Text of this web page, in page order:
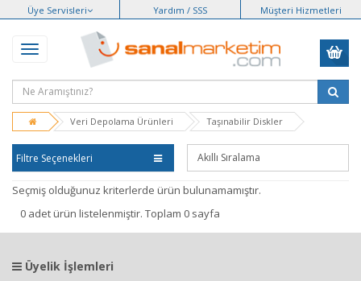
Üye Servisleri Yardım / SSS Müşteri Hizmetleri
Veri Depolama Ürünleri Taşınabilir Diskler
Filtre Seçenekleri
Seçmiş olduğunuz kriterlerde ürün bulunamamıştır.
0 adet ürün listelenmiştir. Toplam 0 sayfa
Üyelik İşlemleri